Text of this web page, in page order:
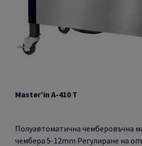
Master’in A-410 T
Полуавтоматична чемберовъчна
чембера 5-12mm Регулиране на